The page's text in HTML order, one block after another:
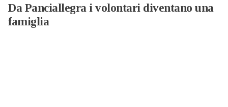
Da Panciallegra i volontari diventano una
famiglia